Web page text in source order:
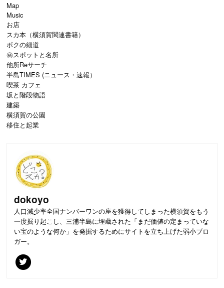
Map
Music
お店
スカ本（横須賀関連書籍）
ボクの細道
㊙スポットと名所
他所Reサーチ
半島TIMES (ニュース・速報）
喫茶 カフェ
坂と階段物語
建築
横須賀の公園
移住と起業
dokoyo
人口減少率全国ナンバーワンの座を獲得してしまった横須賀をもう
一度掘り起こし、三浦半島に埋蔵された「まだ価値の定まっていな
い宝のような何か」を発掘するためにサイトを立ち上げた弱小ブロ
ガー。